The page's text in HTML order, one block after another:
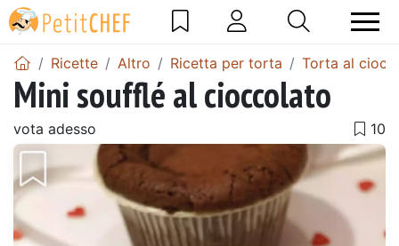
Ricette Altro Ricetta per torta Torta al
Mini soufflé al cioccolato
vota adesso